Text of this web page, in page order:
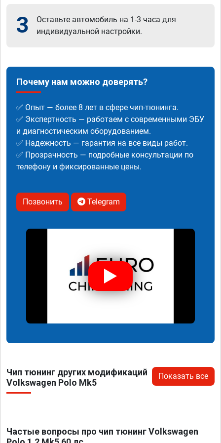
3
Оставьте автомобиль на 1-3 часа для
индивидуальной настройки.
Почему нам можно доверять?
✅ Опыт — более 8 лет в сфере чип-тюнинга.
✅ Экспертность — работаем с современными ЭБУ
и диагностическим оборудованием.
✅ Надежность — гарантия на все виды работ.
✅ Прозрачность — подробные консультации по
телефону и фиксированные цены.
Позвонить Telegram
Чип тюнинг других модификаций
Volkswagen Polo Mk5
Показать все
Частые вопросы про чип тюнинг Volkswagen